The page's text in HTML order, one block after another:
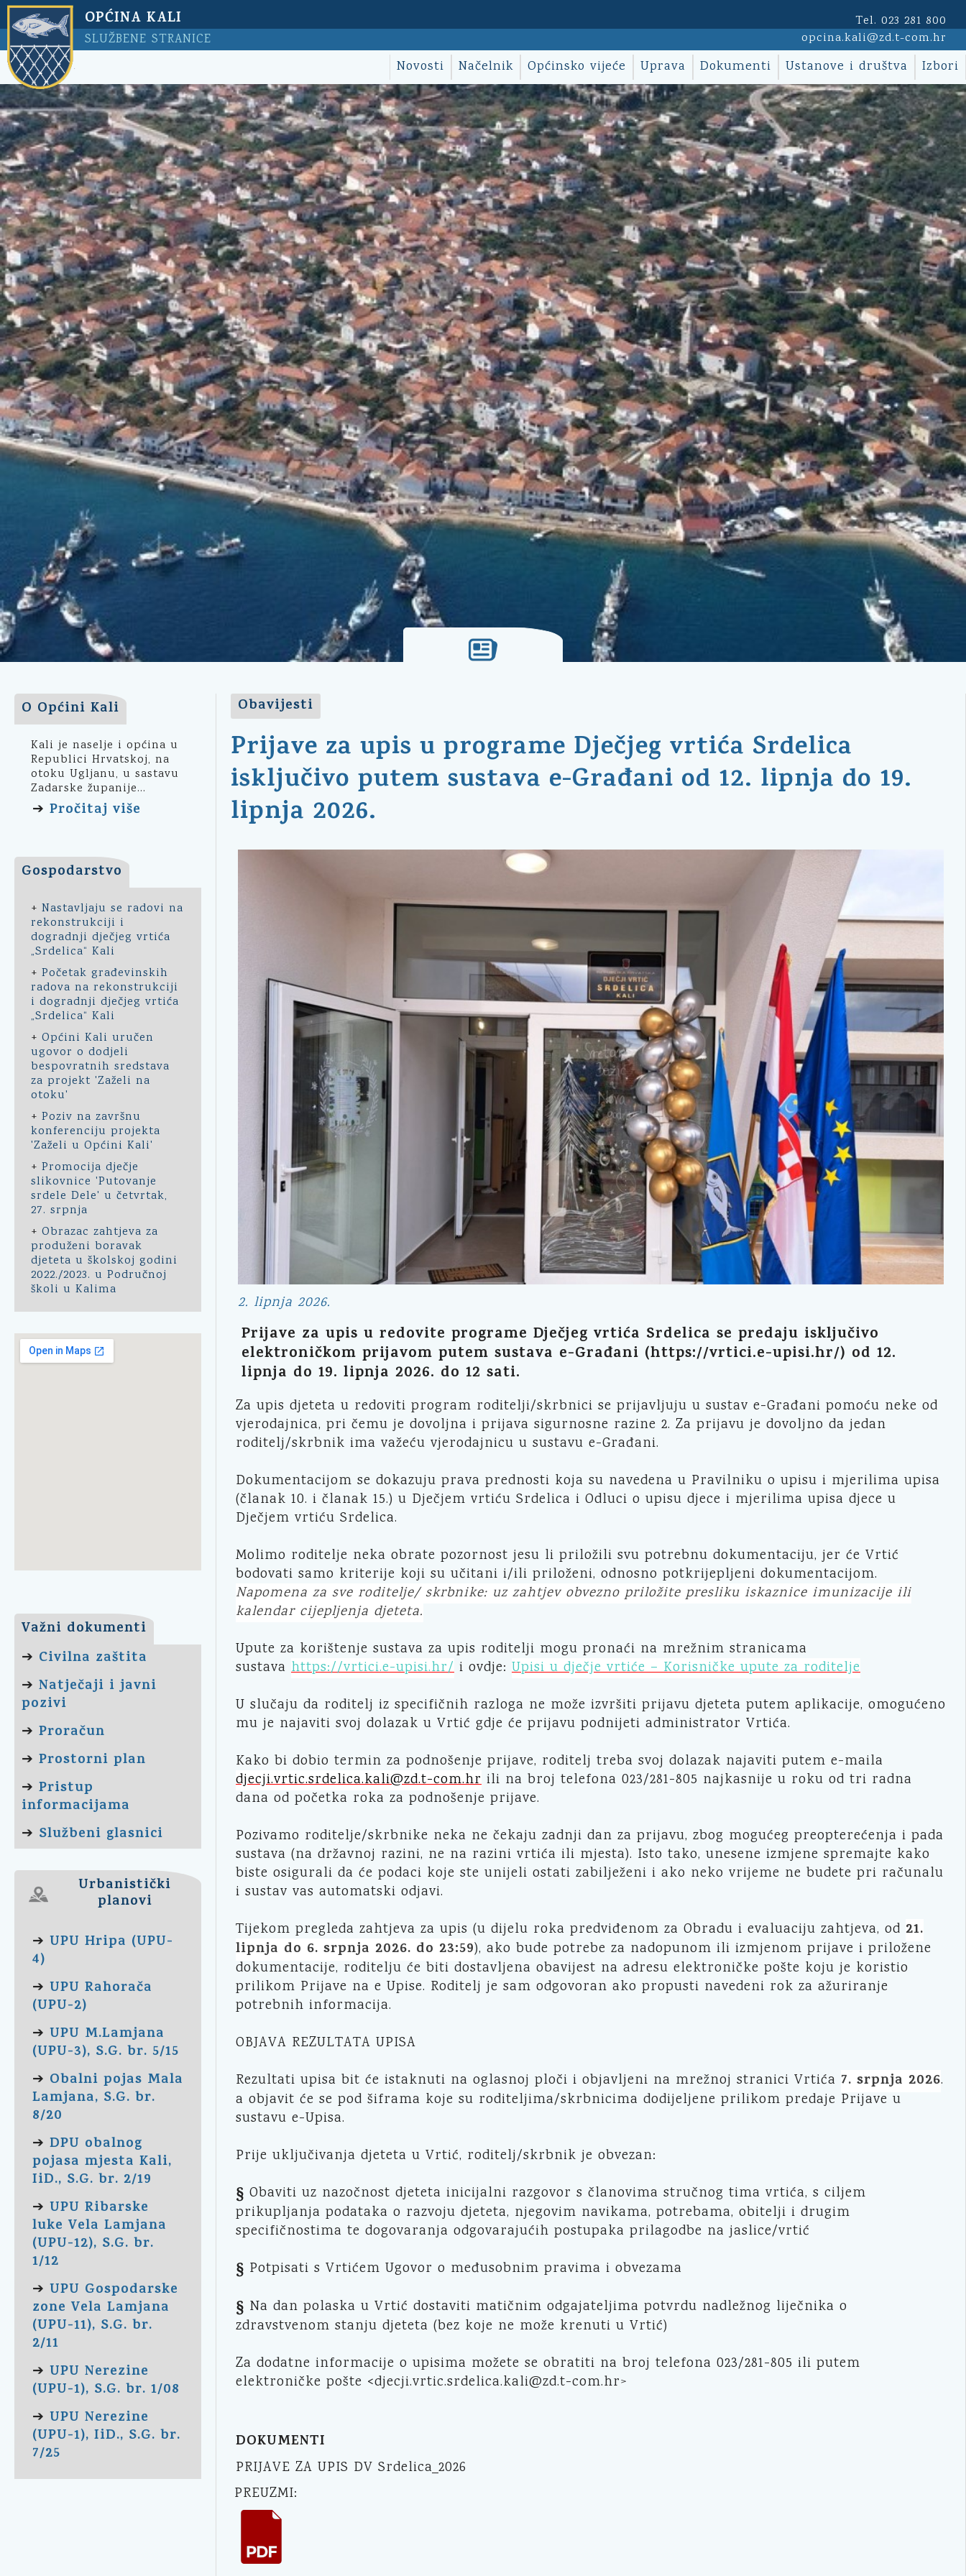
OPĆINA KALI
SLUŽBENE STRANICE
Tel. 023 281 800
opcina.kali@zd.t-com.hr
Novosti Načelnik Općinsko vijeće Uprava Dokumenti Ustanove i društva Izbori
O Općini Kali
Kali je naselje i općina u
Republici Hrvatskoj, na
otoku Ugljanu, u sastavu
Zadarske županije...
➔ Pročitaj više
Gospodarstvo
+ Nastavljaju se radovi na
rekonstrukciji i
dogradnji dječjeg vrtića
„Srdelica“ Kali
+ Početak građevinskih
radova na rekonstrukciji
i dogradnji dječjeg vrtića
„Srdelica“ Kali
+ Općini Kali uručen
ugovor o dodjeli
bespovratnih sredstava
za projekt 'Zaželi na
otoku'
+ Poziv na završnu
konferenciju projekta
'Zaželi u Općini Kali'
+ Promocija dječje
slikovnice 'Putovanje
srdele Dele' u četvrtak,
27. srpnja
+ Obrazac zahtjeva za
produženi boravak
djeteta u školskoj godini
2022./2023. u Područnoj
školi u Kalima
Važni dokumenti
➔ Civilna zaštita
➔ Natječaji i javni
pozivi
➔ Proračun
➔ Prostorni plan
➔ Pristup
informacijama
➔ Službeni glasnici
Urbanistički
planovi
➔ UPU Hripa (UPU-
4)
➔ UPU Rahorača
(UPU-2)
➔ UPU M.Lamjana
(UPU-3), S.G. br. 5/15
➔ Obalni pojas Mala
Lamjana, S.G. br.
8/20
➔ DPU obalnog
pojasa mjesta Kali,
IiD., S.G. br. 2/19
➔ UPU Ribarske
luke Vela Lamjana
(UPU-12), S.G. br.
1/12
➔ UPU Gospodarske
zone Vela Lamjana
(UPU-11), S.G. br.
2/11
➔ UPU Nerezine
(UPU-1), S.G. br. 1/08
➔ UPU Nerezine
(UPU-1), IiD., S.G. br.
7/25
Obavijesti
Prijave za upis u programe Dječjeg vrtića Srdelica
isključivo putem sustava e-Građani od 12. lipnja do 19.
lipnja 2026.
2. lipnja 2026.
Prijave za upis u redovite programe Dječjeg vrtića Srdelica se predaju isključivo
elektroničkom prijavom putem sustava e-Građani (https://vrtici.e-upisi.hr/) od 12.
lipnja do 19. lipnja 2026. do 12 sati.
Za upis djeteta u redoviti program roditelji/skrbnici se prijavljuju u sustav e-Građani pomoću neke od
vjerodajnica, pri čemu je dovoljna i prijava sigurnosne razine 2. Za prijavu je dovoljno da jedan
roditelj/skrbnik ima važeću vjerodajnicu u sustavu e-Građani.
Dokumentacijom se dokazuju prava prednosti koja su navedena u Pravilniku o upisu i mjerilima upisa
(članak 10. i članak 15.) u Dječjem vrtiću Srdelica i Odluci o upisu djece i mjerilima upisa djece u
Dječjem vrtiću Srdelica.
Molimo roditelje neka obrate pozornost jesu li priložili svu potrebnu dokumentaciju, jer će Vrtić
bodovati samo kriterije koji su učitani i/ili priloženi, odnosno potkrijepljeni dokumentacijom.
Napomena za sve roditelje/ skrbnike: uz zahtjev obvezno priložite presliku iskaznice imunizacije ili
kalendar cijepljenja djeteta.
Upute za korištenje sustava za upis roditelji mogu pronaći na mrežnim stranicama
sustava https://vrtici.e-upisi.hr/ i ovdje: Upisi u dječje vrtiće – Korisničke upute za roditelje
U slučaju da roditelj iz specifičnih razloga ne može izvršiti prijavu djeteta putem aplikacije, omogućeno
mu je najaviti svoj dolazak u Vrtić gdje će prijavu podnijeti administrator Vrtića.
Kako bi dobio termin za podnošenje prijave, roditelj treba svoj dolazak najaviti putem e-maila
djecji.vrtic.srdelica.kali@zd.t-com.hr ili na broj telefona 023/281-805 najkasnije u roku od tri radna
dana od početka roka za podnošenje prijave.
Pozivamo roditelje/skrbnike neka ne čekaju zadnji dan za prijavu, zbog mogućeg preopterećenja i pada
sustava (na državnoj razini, ne na razini vrtića ili mjesta). Isto tako, unesene izmjene spremajte kako
biste osigurali da će podaci koje ste unijeli ostati zabilježeni i ako neko vrijeme ne budete pri računalu
i sustav vas automatski odjavi.
Tijekom pregleda zahtjeva za upis (u dijelu roka predviđenom za Obradu i evaluaciju zahtjeva, od 21.
lipnja do 6. srpnja 2026. do 23:59), ako bude potrebe za nadopunom ili izmjenom prijave i priložene
dokumentacije, roditelju će biti dostavljena obavijest na adresu elektroničke pošte koju je koristio
prilikom Prijave na e Upise. Roditelj je sam odgovoran ako propusti navedeni rok za ažuriranje
potrebnih informacija.
OBJAVA REZULTATA UPISA
Rezultati upisa bit će istaknuti na oglasnoj ploči i objavljeni na mrežnoj stranici Vrtića 7. srpnja 2026.
a objavit će se pod šiframa koje su roditeljima/skrbnicima dodijeljene prilikom predaje Prijave u
sustavu e-Upisa.
Prije uključivanja djeteta u Vrtić, roditelj/skrbnik je obvezan:
§ Obaviti uz nazočnost djeteta inicijalni razgovor s članovima stručnog tima vrtića, s ciljem
prikupljanja podataka o razvoju djeteta, njegovim navikama, potrebama, obitelji i drugim
specifičnostima te dogovaranja odgovarajućih postupaka prilagodbe na jaslice/vrtić
§ Potpisati s Vrtićem Ugovor o međusobnim pravima i obvezama
§ Na dan polaska u Vrtić dostaviti matičnim odgajateljima potvrdu nadležnog liječnika o
zdravstvenom stanju djeteta (bez koje ne može krenuti u Vrtić)
Za dodatne informacije o upisima možete se obratiti na broj telefona 023/281-805 ili putem
elektroničke pošte <djecji.vrtic.srdelica.kali@zd.t-com.hr>
DOKUMENTI
PRIJAVE ZA UPIS DV Srdelica_2026
PREUZMI: